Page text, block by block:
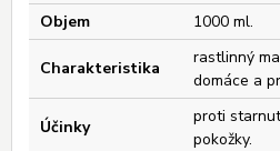
Objem
1000 ml.
Charakteristika
rastlinný
domáce a
Účinky
proti
pokožky.